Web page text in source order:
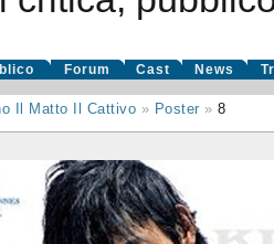
Forum Cast News
Il Matto Il Cattivo » Poster »8